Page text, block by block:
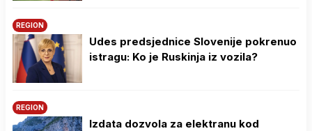
REGION
Udes predsjednice Slovenije pokrenuo
istragu: Ko je Ruskinja iz vozila?
REGION
Izdata dozvola za elektranu kod